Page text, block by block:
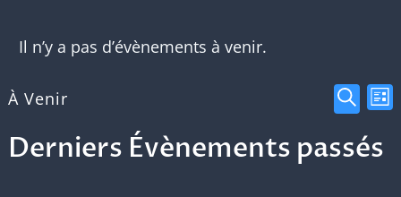
Il n’y a pas d’évènements à venir.
et
À Venir
une
Derniers Évènements passés